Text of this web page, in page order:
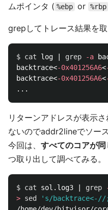
ムポインタ ( %ebp or %rbp
grepしてトレース結果を取
$ cat log | grep -a
backtrace<-0x401256A6<
backtrace<-0x401256A6<
リターンアドレスが表示
ないのでaddr2lineでソー
今回は、 すべてのコアが
つ取り出して調べてみる。
$ cat sol.log3 | grep
> sed 's/